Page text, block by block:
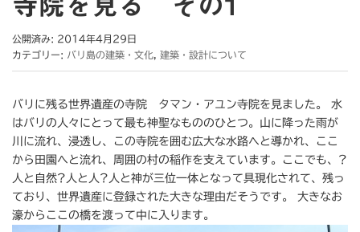
公開済み: 2014年4月29日
カテゴリー: バリ島の建築・文化 建築・設計について
バリに残る世界遺産の寺院 タマン・アユン寺院を見ました。 水
はバリの人々にとって最も神聖なもののひとつ。山に降った雨が
川に流れ、浸透し、この寺院を囲む広大な水路へと導かれ、ここ
から田園へと流れ、周囲の村の稲作を支えています。ここでも、?
人と自然?人と人?人と神が三位一体となって具現化されて、残っ
ており、世界遺産に登録された大きな理由だそうです。 大きなお
濠からここの橋を渡って中に入ります。